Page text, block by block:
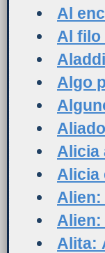
Al
Al filo
Algo
Alicia
Alicia
Alien:
Alien:
Alita: